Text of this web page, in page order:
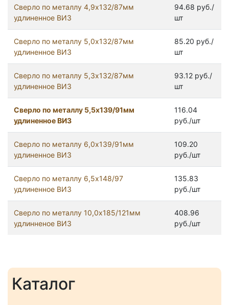
Каталог
Сверло по металлу 4,9х132/87мм
удлиненное ВИЗ
94.68 руб./
шт
Сверло по металлу 5,0х132/87мм
удлиненное ВИЗ
85.20 руб./
шт
Сверло по металлу 5,3х132/87мм
удлиненное ВИЗ
93.12 руб./
шт
Сверло по металлу 5,5х139/91мм
удлиненное ВИЗ
116.04
руб./шт
Сверло по металлу 6,0х139/91мм
удлиненное ВИЗ
109.20
руб./шт
Сверло по металлу 6,5х148/97
удлиненное ВИЗ
135.83
руб./шт
Сверло по металлу 10,0х185/121мм
удлинненое ВИЗ
408.96
руб./шт